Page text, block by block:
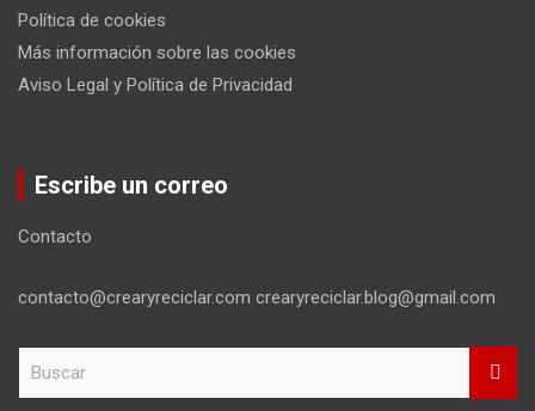
Política de cookies
Más información sobre las cookies
Aviso Legal y Política de Privacidad
Escribe un correo
Contacto
contacto@crearyreciclar.com crearyreciclar.blog@gmail.com